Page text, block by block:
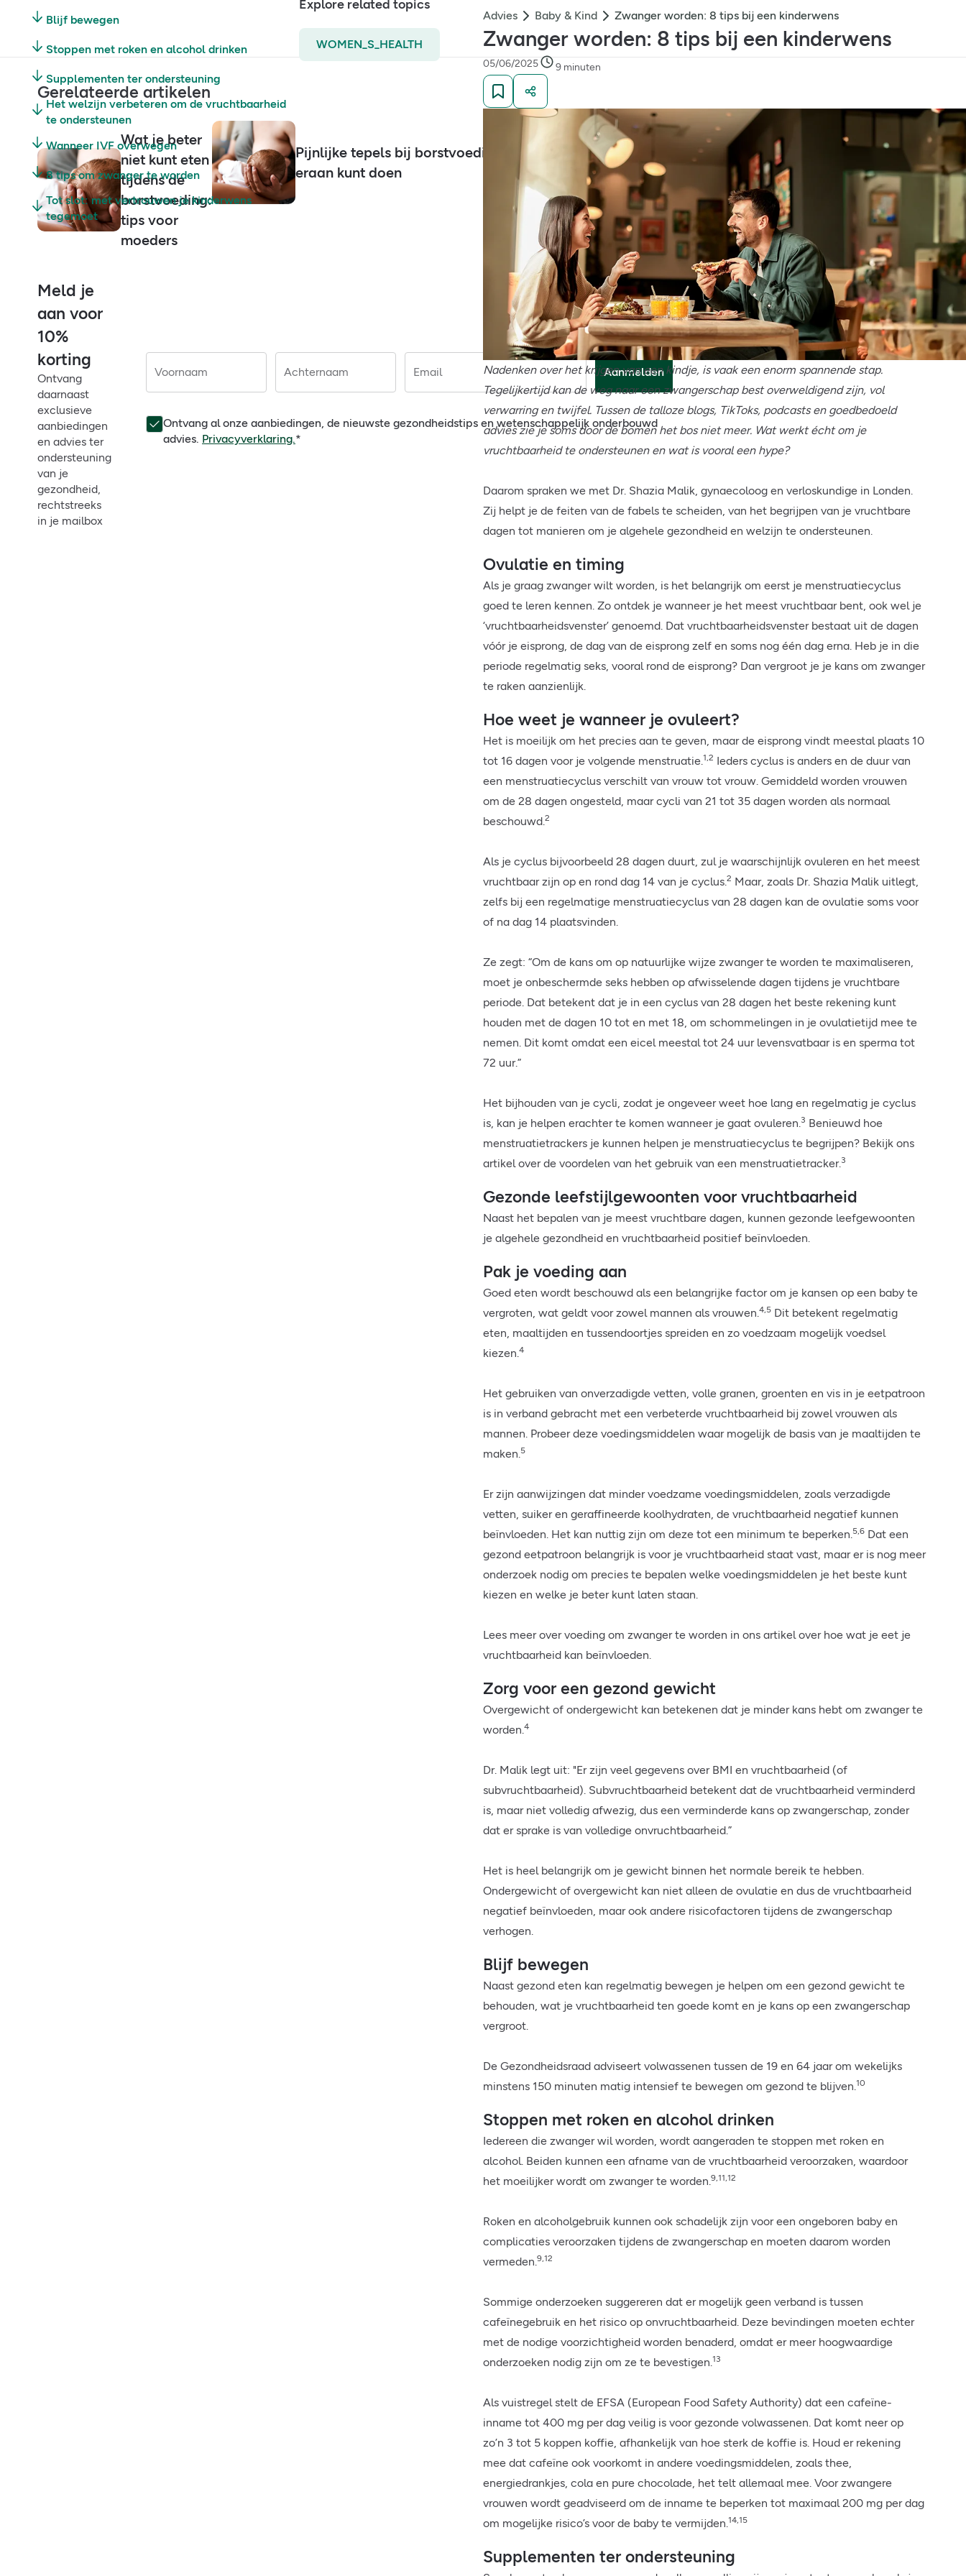
Blijf bewegen
Stoppen met roken en alcohol drinken
Supplementen ter ondersteuning
Het welzijn verbeteren om de vruchtbaarheid
te ondersteunen
Wanneer IVF overwegen
8 tips om zwanger te worden
Tot slot: met vertrouwen je kinderwens
tegemoet
Explore related topics
WOMEN_S_HEALTH
Advies Baby & Kind Zwanger worden: 8 tips bij een kinderwens
Zwanger worden: 8 tips bij een kinderwens
05/06/2025 9 minuten
Nadenken over het krijgen van een kindje, is vaak een enorm spannende stap.
Tegelijkertijd kan de weg naar een zwangerschap best overweldigend zijn, vol
verwarring en twijfel. Tussen de talloze blogs, TikToks, podcasts en goedbedoeld
advies zie je soms door de bomen het bos niet meer. Wat werkt écht om je
vruchtbaarheid te ondersteunen en wat is vooral een hype?
Daarom spraken we met Dr. Shazia Malik, gynaecoloog en verloskundige in Londen.
Zij helpt je de feiten van de fabels te scheiden, van het begrijpen van je vruchtbare
dagen tot manieren om je algehele gezondheid en welzijn te ondersteunen.
Ovulatie en timing
Als je graag zwanger wilt worden, is het belangrijk om eerst je menstruatiecyclus
goed te leren kennen. Zo ontdek je wanneer je het meest vruchtbaar bent, ook wel je
‘vruchtbaarheidsvenster’ genoemd. Dat vruchtbaarheidsvenster bestaat uit de dagen
vóór je eisprong, de dag van de eisprong zelf en soms nog één dag erna. Heb je in die
periode regelmatig seks, vooral rond de eisprong? Dan vergroot je je kans om zwanger
te raken aanzienlijk.
Hoe weet je wanneer je ovuleert?
Het is moeilijk om het precies aan te geven, maar de eisprong vindt meestal plaats 10
tot 16 dagen voor je volgende menstruatie.1,2 Ieders cyclus is anders en de duur van
een menstruatiecyclus verschilt van vrouw tot vrouw. Gemiddeld worden vrouwen
om de 28 dagen ongesteld, maar cycli van 21 tot 35 dagen worden als normaal
beschouwd.2
Als je cyclus bijvoorbeeld 28 dagen duurt, zul je waarschijnlijk ovuleren en het meest
vruchtbaar zijn op en rond dag 14 van je cyclus.2 Maar, zoals Dr. Shazia Malik uitlegt,
zelfs bij een regelmatige menstruatiecyclus van 28 dagen kan de ovulatie soms voor
of na dag 14 plaatsvinden.
Ze zegt: “Om de kans om op natuurlijke wijze zwanger te worden te maximaliseren,
moet je onbeschermde seks hebben op afwisselende dagen tijdens je vruchtbare
periode. Dat betekent dat je in een cyclus van 28 dagen het beste rekening kunt
houden met de dagen 10 tot en met 18, om schommelingen in je ovulatietijd mee te
nemen. Dit komt omdat een eicel meestal tot 24 uur levensvatbaar is en sperma tot
72 uur.”
Het bijhouden van je cycli, zodat je ongeveer weet hoe lang en regelmatig je cyclus
is, kan je helpen erachter te komen wanneer je gaat ovuleren.3 Benieuwd hoe
menstruatietrackers je kunnen helpen je menstruatiecyclus te begrijpen? Bekijk ons
artikel over de voordelen van het gebruik van een menstruatietracker.3
Gezonde leefstijlgewoonten voor vruchtbaarheid
Naast het bepalen van je meest vruchtbare dagen, kunnen gezonde leefgewoonten
je algehele gezondheid en vruchtbaarheid positief beïnvloeden.
Pak je voeding aan
Goed eten wordt beschouwd als een belangrijke factor om je kansen op een baby te
vergroten, wat geldt voor zowel mannen als vrouwen.4,5 Dit betekent regelmatig
eten, maaltijden en tussendoortjes spreiden en zo voedzaam mogelijk voedsel
kiezen.4
Het gebruiken van onverzadigde vetten, volle granen, groenten en vis in je eetpatroon
is in verband gebracht met een verbeterde vruchtbaarheid bij zowel vrouwen als
mannen. Probeer deze voedingsmiddelen waar mogelijk de basis van je maaltijden te
maken.5
Er zijn aanwijzingen dat minder voedzame voedingsmiddelen, zoals verzadigde
vetten, suiker en geraffineerde koolhydraten, de vruchtbaarheid negatief kunnen
beïnvloeden. Het kan nuttig zijn om deze tot een minimum te beperken.5,6 Dat een
gezond eetpatroon belangrijk is voor je vruchtbaarheid staat vast, maar er is nog meer
onderzoek nodig om precies te bepalen welke voedingsmiddelen je het beste kunt
kiezen en welke je beter kunt laten staan.
Lees meer over voeding om zwanger te worden in ons artikel over hoe wat je eet je
vruchtbaarheid kan beïnvloeden.
Zorg voor een gezond gewicht
Overgewicht of ondergewicht kan betekenen dat je minder kans hebt om zwanger te
worden.4
Dr. Malik legt uit: "Er zijn veel gegevens over BMI en vruchtbaarheid (of
subvruchtbaarheid). Subvruchtbaarheid betekent dat de vruchtbaarheid verminderd
is, maar niet volledig afwezig, dus een verminderde kans op zwangerschap, zonder
dat er sprake is van volledige onvruchtbaarheid.”
Het is heel belangrijk om je gewicht binnen het normale bereik te hebben.
Ondergewicht of overgewicht kan niet alleen de ovulatie en dus de vruchtbaarheid
negatief beïnvloeden, maar ook andere risicofactoren tijdens de zwangerschap
verhogen.
Blijf bewegen
Naast gezond eten kan regelmatig bewegen je helpen om een gezond gewicht te
behouden, wat je vruchtbaarheid ten goede komt en je kans op een zwangerschap
vergroot.
De Gezondheidsraad adviseert volwassenen tussen de 19 en 64 jaar om wekelijks
minstens 150 minuten matig intensief te bewegen om gezond te blijven.10
Stoppen met roken en alcohol drinken
Iedereen die zwanger wil worden, wordt aangeraden te stoppen met roken en
alcohol. Beiden kunnen een afname van de vruchtbaarheid veroorzaken, waardoor
het moeilijker wordt om zwanger te worden.9,11,12
Roken en alcoholgebruik kunnen ook schadelijk zijn voor een ongeboren baby en
complicaties veroorzaken tijdens de zwangerschap en moeten daarom worden
vermeden.9,12
Sommige onderzoeken suggereren dat er mogelijk geen verband is tussen
cafeïnegebruik en het risico op onvruchtbaarheid. Deze bevindingen moeten echter
met de nodige voorzichtigheid worden benaderd, omdat er meer hoogwaardige
onderzoeken nodig zijn om ze te bevestigen.13
Als vuistregel stelt de EFSA (European Food Safety Authority) dat een cafeïne-
inname tot 400 mg per dag veilig is voor gezonde volwassenen. Dat komt neer op
zo’n 3 tot 5 koppen koffie, afhankelijk van hoe sterk de koffie is. Houd er rekening
mee dat cafeïne ook voorkomt in andere voedingsmiddelen, zoals thee,
energiedrankjes, cola en pure chocolade, het telt allemaal mee. Voor zwangere
vrouwen wordt geadviseerd om de inname te beperken tot maximaal 200 mg per dag
om mogelijke risico’s voor de baby te vermijden.14,15
Supplementen ter ondersteuning
Gerelateerde artikelen
Wat je beter
niet kunt eten
tijdens de
borstvoeding:
tips voor
moeders
Pijnlijke tepels bij borstvoeding: oorzaken en wat je
eraan kunt doen
Wat is de beste
borstvoedingshouding voor
je baby?
Meld je
aan voor
10%
korting
Ontvang
daarnaast
exclusieve
aanbiedingen
en advies ter
ondersteuning
van je
gezondheid,
rechtstreeks
in je mailbox
Voornaam Achternaam Email Aanmelden
Ontvang al onze aanbiedingen, de nieuwste gezondheidstips en wetenschappelijk onderbouwd
advies. Privacyverklaring.*